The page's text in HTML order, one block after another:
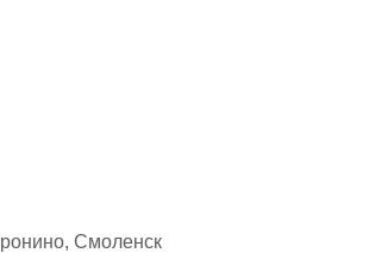
Смоленск